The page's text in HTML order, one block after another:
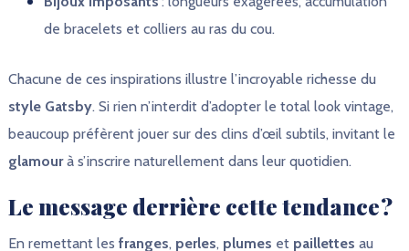
de bracelets et colliers au ras du cou.
Chacune de ces inspirations illustre l’incroyable richesse du
style Gatsby. Si rien n’interdit d’adopter le total look vintage,
beaucoup préfèrent jouer sur des clins d’œil subtils, invitant le
glamourà s’inscrire naturellement dans leur quotidien.
Le message derrière cette tendance ?
En remettant les franges, perles, plumes et paillettes au